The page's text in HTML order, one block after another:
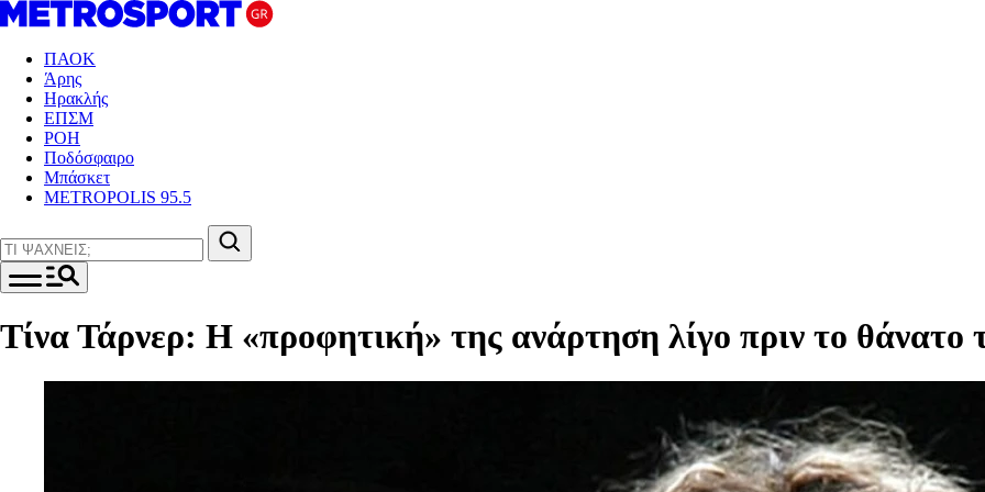
ΠΑΟΚ
Άρης
Ηρακλής
ΕΠΣΜ
ΡΟΗ
Ποδόσφαιρο
Μπάσκετ
METROPOLIS 95.5
Τίνα Τάρνερ: Η «προφητική» της ανάρτηση λίγο πριν το θάνατο